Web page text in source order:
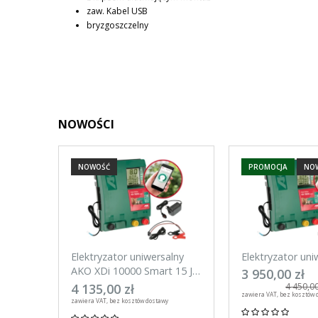
zaw. Kabel USB
bryzgoszczelny
NOWOŚCI
Elektryzator uniwersalny
AKO XDi 10000 Smart 15 J
Aplikacja na telefon
4 135,00 zł
zawiera VAT, bez kosztów dostawy
NOWOŚĆ
Elektryzator
AKO XDi 15000
Aplikacja na
3 950,00 zł
4
zawiera VAT, bez kosztów
PROMOCJA